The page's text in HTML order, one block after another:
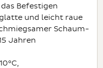
Befestigen
und leicht raue
Schaum-
Jahren